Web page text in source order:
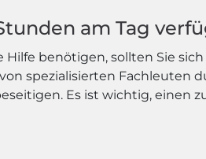
am Tag
benötigen, sollten Sie
spezialisierten Fachleuten
Es ist wichtig, einen